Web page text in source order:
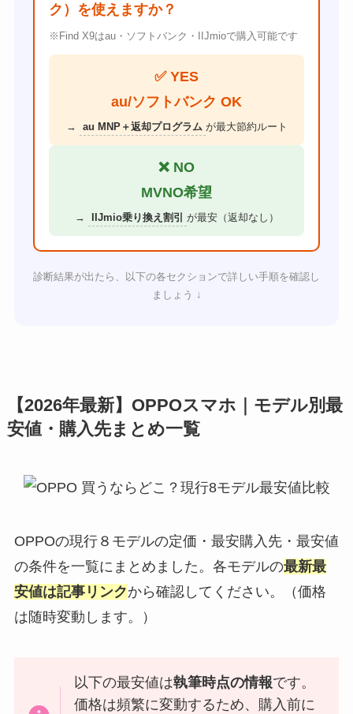
ク）を使えますか？
※Find X9はau・ソフトバンク・IIJmioで購入可能です
✅ YES
au/ソフトバンク OK
→ au MNP＋返却プログラム が最大節約ルート
❌ NO
MVNO希望
→ IIJmio乗り換え割引 が最安（返却なし）
診断結果が出たら、以下の各セクションで詳しい手順を確認し
ましょう ↓
【2026年最新】OPPOスマホ｜モデル別最
安値・購入先まとめ一覧
OPPOの現行８モデルの定価・最安購入先・最安値
の条件を一覧にまとめました。各モデルの最新最
安値は記事リンクから確認してください。（価格
は随時変動します。）
以下の最安値は執筆時点の情報です。
価格は頻繁に変動するため、購入前に